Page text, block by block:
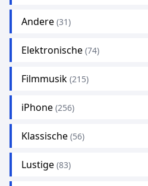
Andere (31)
Elektronische (74)
Filmmusik (215)
iPhone (256)
Klassische (56)
Lustige (83)